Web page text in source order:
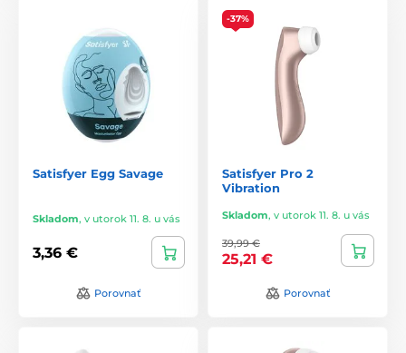
Satisfyer Egg Savage
Skladom, v utorok 11. 8. u vás
3,36 €
Porovnať
-37%
Satisfyer Pro 2
Vibration
Skladom, v utorok 11. 8. u vás
39,99 €
25,21 €
Porovnať